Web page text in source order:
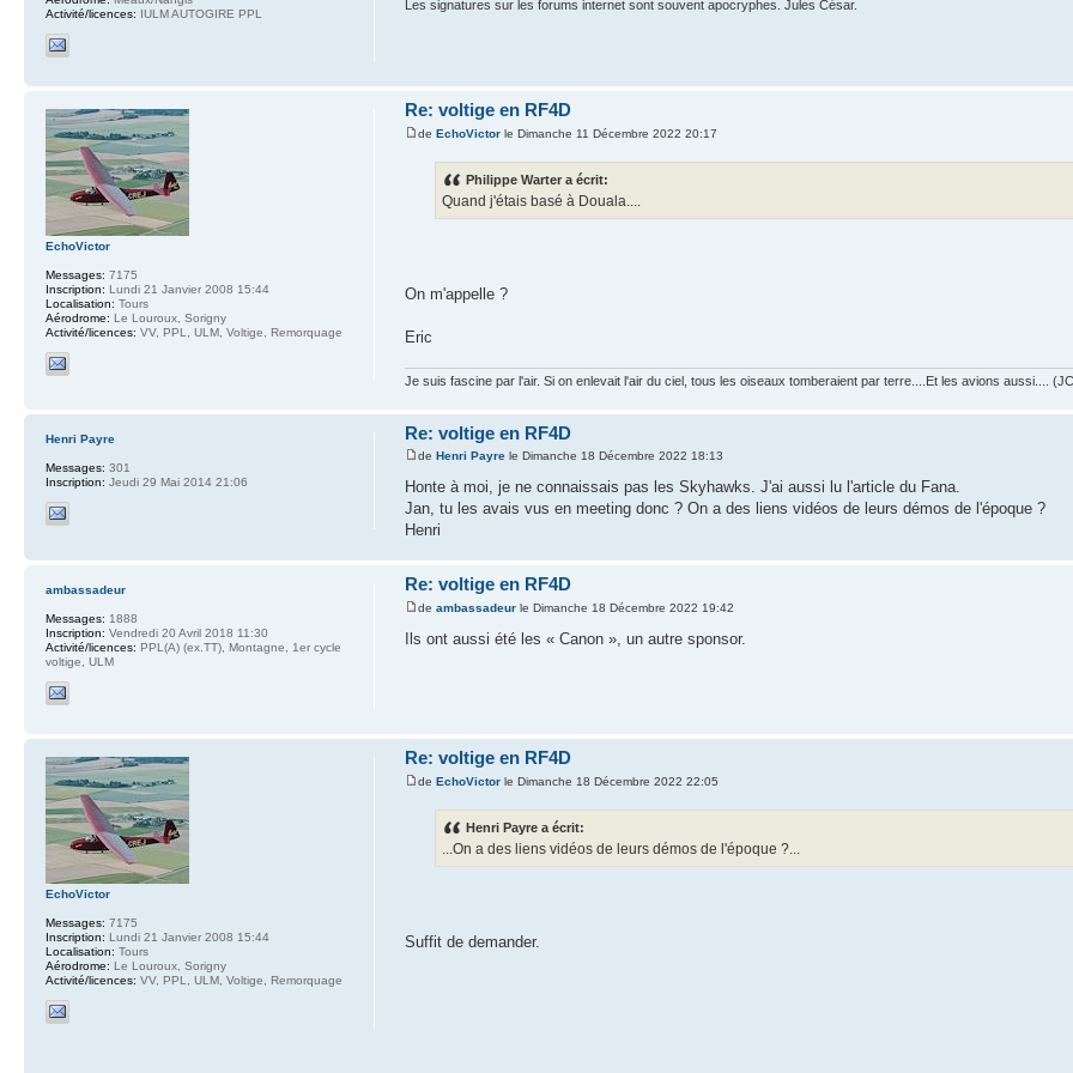
Les signatures sur les forums internet sont souvent apocryphes. Jules César.
Activité/licences: IULM AUTOGIRE PPL
Re: voltige en RF4D
deEchoVictor le Dimanche 11 Décembre 2022 20:17
Philippe Warter a écrit:
Quand j'étais basé à Douala....
On m'appelle ?
Eric
Je suis fascine par l'air. Si on enlevait l'air du ciel, tous les oiseaux tomberaient par terre....Et les avions aussi....
EchoVictor
Messages: 7175
Inscription: Lundi 21 Janvier 2008 15:44
Localisation: Tours
Aérodrome: Le Louroux, Sorigny
Activité/licences: VV, PPL, ULM, Voltige, Remorquage
Re: voltige en RF4D
deHenri Payre le Dimanche 18 Décembre 2022 18:13
Honte à moi, je ne connaissais pas les Skyhawks. J'ai aussi lu l'article du Fana.
Jan, tu les avais vus en meeting donc ? On a des liens vidéos de leurs démos de l'époque ?
Henri
Henri Payre
Messages: 301
Inscription: Jeudi 29 Mai 2014 21:06
Re: voltige en RF4D
deambassadeur le Dimanche 18 Décembre 2022 19:42
Ils ont aussi été les « Canon », un autre sponsor.
ambassadeur
Messages: 1888
Inscription: Vendredi 20 Avril 2018 11:30
Activité/licences: PPL(A) (ex.TT), Montagne, 1er cycle
voltige, ULM
Re: voltige en RF4D
deEchoVictor le Dimanche 18 Décembre 2022 22:05
Henri Payre a écrit:
...On a des liens vidéos de leurs démos de l'époque ?...
Suffit de demander.
EchoVictor
Messages: 7175
Inscription: Lundi 21 Janvier 2008 15:44
Localisation: Tours
Aérodrome: Le Louroux, Sorigny
Activité/licences: VV, PPL, ULM, Voltige, Remorquage